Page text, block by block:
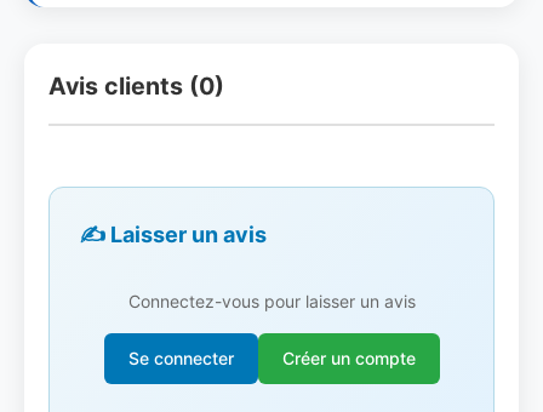
Avis clients (0)
✍️ Laisser un avis
Connectez-vous pour laisser un avis
Se connecter Créer un compte